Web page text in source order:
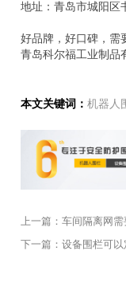
地址：青岛市城阳区
好品牌，好口碑，需
青岛科尔福工业制品
本文关键词：机器人
上一篇：车间隔离网需
下一篇：设备围栏可以